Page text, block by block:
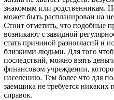
знакомым или родственникам.
может быть распланирован на
Стоит отметить, что подобные
возникают с завидной
стать причиной разногласий и
близкими людьми. Для того
последствий, можно взять
финансовом учреждении,
населению. Тем более что для
заемщика не требуется никаких
справок.